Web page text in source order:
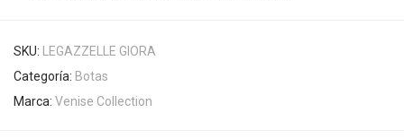
SKU:
LEGAZZELLE GIORA
Categoría: Botas
Marca: Venise Collection